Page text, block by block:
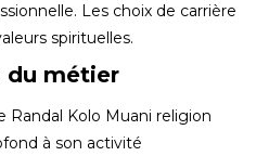
Les choix de carrière
spirituelles.
du métier
Randal Kolo Muani religion
à son activité